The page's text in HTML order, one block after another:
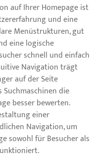
auf Ihrer Homepage ist
und eine
Menüstrukturen, gut
eine logische
schnell und einfach
Navigation trägt
auf der Seite
Suchmaschinen die
besser bewerten.
einer
Navigation, um
sowohl für Besucher als